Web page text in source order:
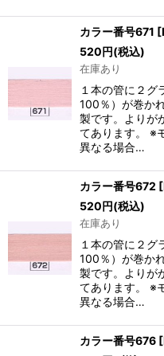
カラー番号671 [
520円(税込)
在庫あり
１本の管に２グ
100％）が巻か
製です。よりが
てあります。 ※
異なる場合…
カラー番号672 [
520円(税込)
在庫あり
１本の管に２グ
100％）が巻か
製です。よりが
てあります。 ※
異なる場合…
カラー番号676 [